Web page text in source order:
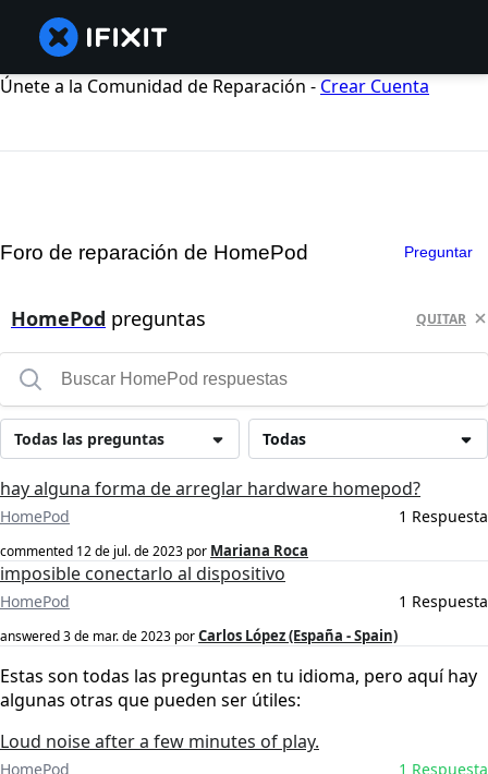
Únete a la Comunidad de Reparación - Crear Cuenta
Foro de reparación de HomePod Preguntar
HomePod preguntas QUITAR
Todas
Todas las preguntas
hay alguna forma de arreglar hardware homepod?
HomePod 1 Respuesta
commented 12 de jul. de 2023 por Mariana Roca
imposible conectarlo al dispositivo
HomePod 1 Respuesta
answered3 de mar. de 2023 porCarlos López (España - Spain)
Estas son todas las preguntas en tu idioma, pero aquí hay
algunas otras que pueden ser útiles:
Loud noise after a few minutes of play.
HomePod 1 Respuesta